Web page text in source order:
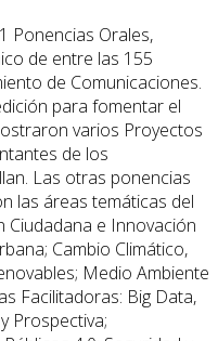
Ponencias Orales,
de entre las 155
de Comunicaciones.
para fomentar el
varios Proyectos
de los
Las otras ponencias
las áreas temáticas del
Ciudadana e Innovación
Cambio Climático,
Medio Ambiente
Facilitadoras: Big Data,
Prospectiva;